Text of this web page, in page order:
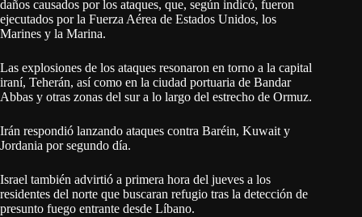
daños causados por los ataques, que, según indicó, fueron
ejecutados por la Fuerza Aérea de Estados Unidos, los
Marines y la Marina.
Las explosiones de los ataques resonaron en torno a la capital
iraní, Teherán, así como en la ciudad portuaria de Bandar
Abbas y otras zonas del sur a lo largo del estrecho de Ormuz.
Irán respondió lanzando ataques contra Baréin, Kuwait y
Jordania por segundo día.
Israel también advirtió a primera hora del jueves a los
residentes del norte que buscaran refugio tras la detección de
presunto fuego entrante desde Líbano.